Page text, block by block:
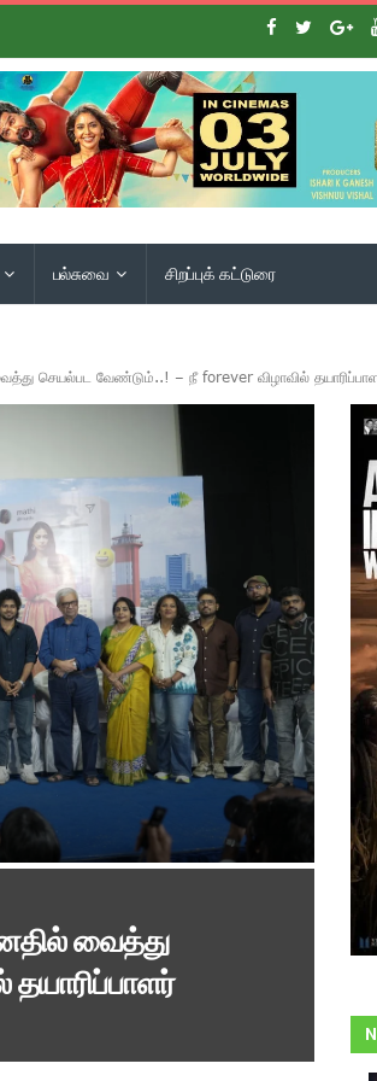
பல்சுவை சிறப்புக் கட்டுரை
செயல்பட வேண்டும்..! – நீ forever விழாவில்
வைத்து